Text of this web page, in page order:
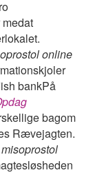
online
bankPå
bagom
Rævejagten.